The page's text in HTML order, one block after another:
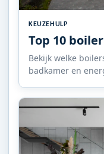
KEUZEHULP
Top 10
Bekijk welke
badkamer en